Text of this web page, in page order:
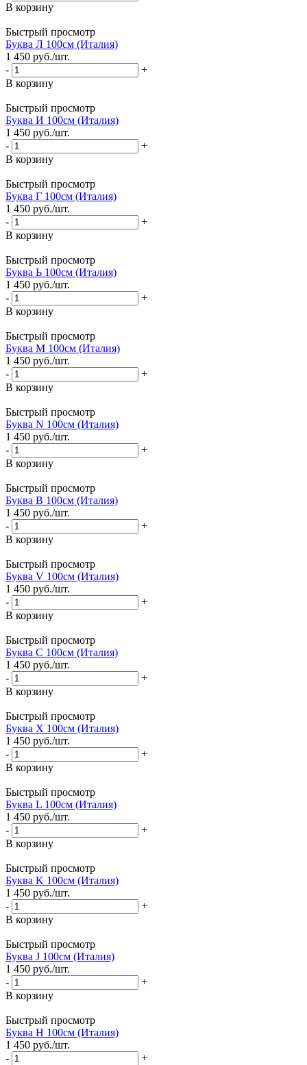
В корзину
Быстрый просмотр
Буква Л 100см (Италия)
1 450 руб./шт.
-
+
В корзину
Быстрый просмотр
Буква И 100см (Италия)
1 450 руб./шт.
-
+
В корзину
Быстрый просмотр
Буква Г 100см (Италия)
1 450 руб./шт.
-
+
В корзину
Быстрый просмотр
Буква Ь 100см (Италия)
1 450 руб./шт.
-
+
В корзину
Быстрый просмотр
Буква M 100см (Италия)
1 450 руб./шт.
-
+
В корзину
Быстрый просмотр
Буква N 100см (Италия)
1 450 руб./шт.
-
+
В корзину
Быстрый просмотр
Буква B 100см (Италия)
1 450 руб./шт.
-
+
В корзину
Быстрый просмотр
Буква V 100см (Италия)
1 450 руб./шт.
-
+
В корзину
Быстрый просмотр
Буква C 100см (Италия)
1 450 руб./шт.
-
+
В корзину
Быстрый просмотр
Буква X 100см (Италия)
1 450 руб./шт.
-
+
В корзину
Быстрый просмотр
Буква L 100см (Италия)
1 450 руб./шт.
-
+
В корзину
Быстрый просмотр
Буква K 100см (Италия)
1 450 руб./шт.
-
+
В корзину
Быстрый просмотр
Буква J 100см (Италия)
1 450 руб./шт.
-
+
В корзину
Быстрый просмотр
Буква H 100см (Италия)
1 450 руб./шт.
-
+